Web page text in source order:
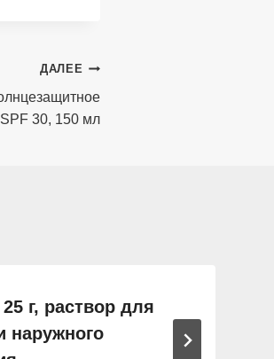
ДАЛЕЕ
SPF 30, 150 мл
г, раствор для
наружного